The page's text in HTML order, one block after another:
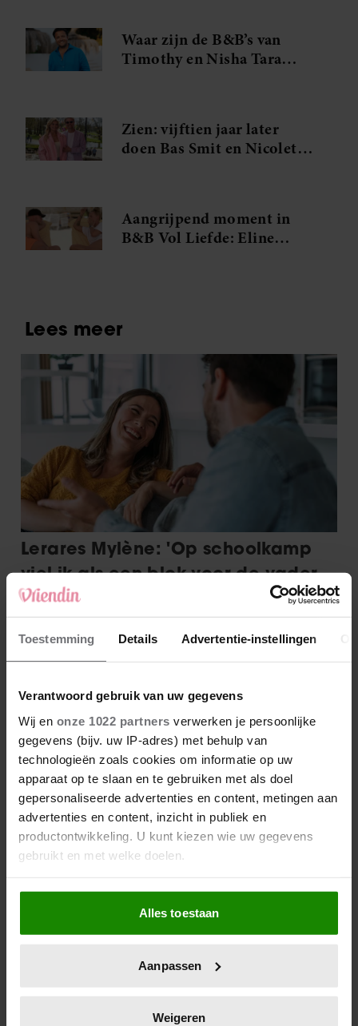
Toestemming Details Advertentie-instellingen
Verantwoord gebruik van uw gegevens
Wij en onze 1022 partners verwerken je persoonlijke
gegevens (bijv. uw IP-adres) met behulp van
technologieën zoals cookies om informatie op uw
apparaat op te slaan en te gebruiken met als doel
gepersonaliseerde advertenties en content, metingen aan
advertenties en content, inzicht in publiek en
productontwikkeling. U kunt kiezen wie uw gegevens
gebruikt en met welke doelen.
Als u het toestaat, willen we ook graag:
Informatie verzamelen over uw geografische
locatie, die tot een paar meter nauwkeurig kan zijn
scannen op specifieke eigenschappen (fingerprinting)
verwerkt en stel uw voorkeuren in het
Alles toestaan
Aanpassen
Weigeren
Waar zijn de B&B’s van
Timothy en Nisha Tara
Zien: vijftien jaar later
doen Bas Smit en Nicolette
Aangrijpend moment in
B&B Vol Liefde: Eline